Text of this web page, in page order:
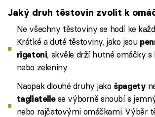
Jaký druh těstovin zvolit k
Ne všechny těstoviny se hodí ke
Krátké a duté těstoviny, jako jsou
rigatoni, skvěle drží hutné omáčky s
nebo zeleniny.
Naopak dlouhé druhy jako špagety
tagliatellese výborně snoubí s
nebo rajčatovými omáčkami. Výběr